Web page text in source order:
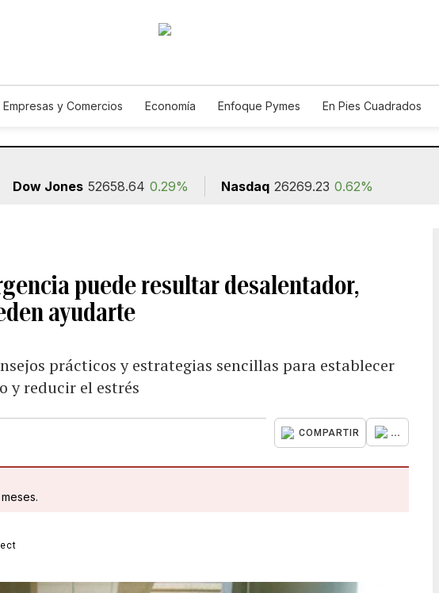
Empresas y Comercios Economía Enfoque Pymes En Pies Cuadrados
Dow Jones 52658.64 0.29% Nasdaq 26269.23 0.62%
puede resultar desalentador,
ayudarte
prácticos y estrategias sencillas para establecer
y reducir el estrés
COMPARTIR ...